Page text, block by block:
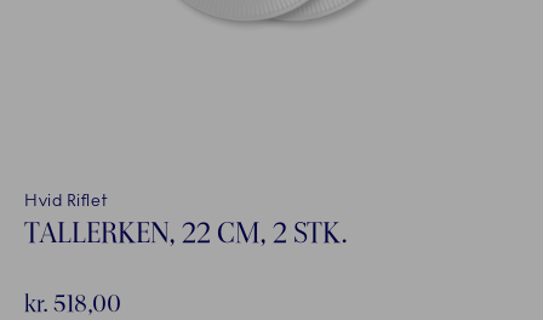
Hvid Riflet
TALLERKEN, 22 CM, 2 STK.
kr. 518,00